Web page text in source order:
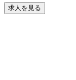
求人を見る